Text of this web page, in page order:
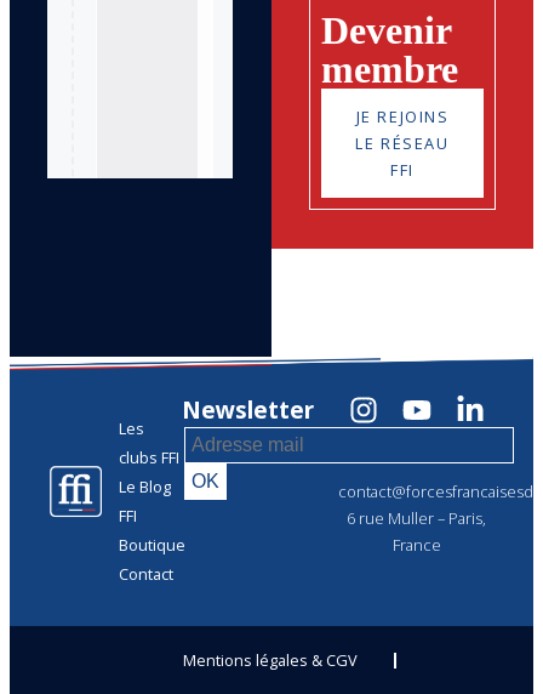
Devenir
membre
JE REJOINS
LE RÉSEAU
FFI
Les
clubs FFI
Le Blog
FFI
Boutique
Contact
6 rue Muller – Paris,
France
Newsletter
Mentions légales & CGV